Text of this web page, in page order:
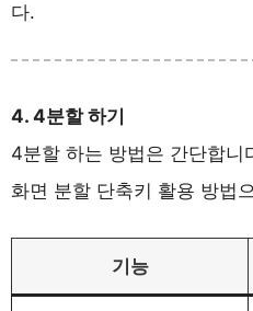
다.
4. 4분할 하기
4분할 하는 방법은 간단합니
화면 분할 단축키 활용 방법
기능